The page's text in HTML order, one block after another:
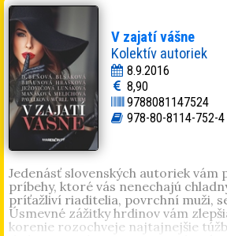
Lucia Braunová
Trnave. Čaru kníh podľahla na
je pre ňu vášeň, bez ktorej si nevie
roku 2014 debutovala knihouNič
Následne jej vyšloDesivé odhalenie
prenájom. Je spoluautorkou zbierky
vášne, kde prispela príbehom s
odplata.
V zajatí vášne
Kolektív autoriek
8.9.2016
8,90
9788081147524
978-80-8114-752-4
Jedenásť slovenských autoriek vám
príbehy, ktoré vás nenechajú
príťažliví riaditelia, povrchní muži,
Úsmevné zážitky hrdinov vám
korenie rozochveje najtajnejšie